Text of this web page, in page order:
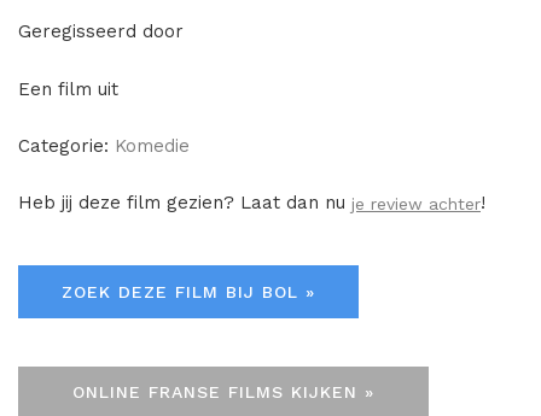
Geregisseerd door
Een film uit
Categorie: Komedie
Heb jij deze film gezien? Laat dan nu je review achter!
ZOEK DEZE FILM BIJ BOL »
ONLINE FRANSE FILMS KIJKEN »